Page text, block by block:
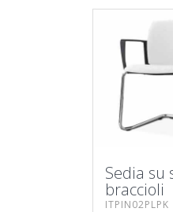
Sedia su
braccioli
ITPIN02PLPK